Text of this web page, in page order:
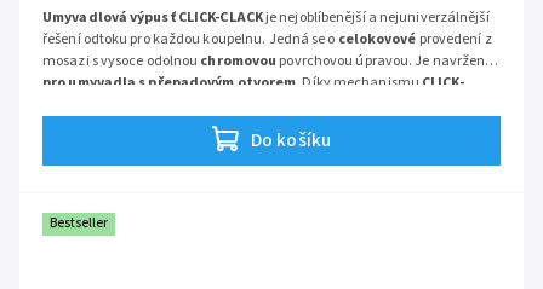
Do košíku
Umyvadlová výpusť CLICK-CLACKje nejoblíbenější a nejuniverzálnější
řešení odtoku pro každou koupelnu. Jedná se o celokovové provedení z
mosazi s vysoce odolnou chromovou povrchovou úpravou. Je navržena
pro umyvadla s přepadovým otvorem . Díky mechanismu CLICK-
Bestseller